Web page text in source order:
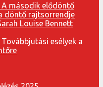
A második elődöntő
döntő rajtsorrendje
esélyek a